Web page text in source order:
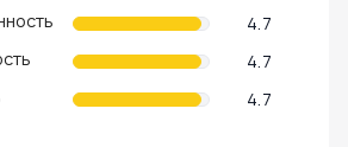
4.7
4.7
4.7